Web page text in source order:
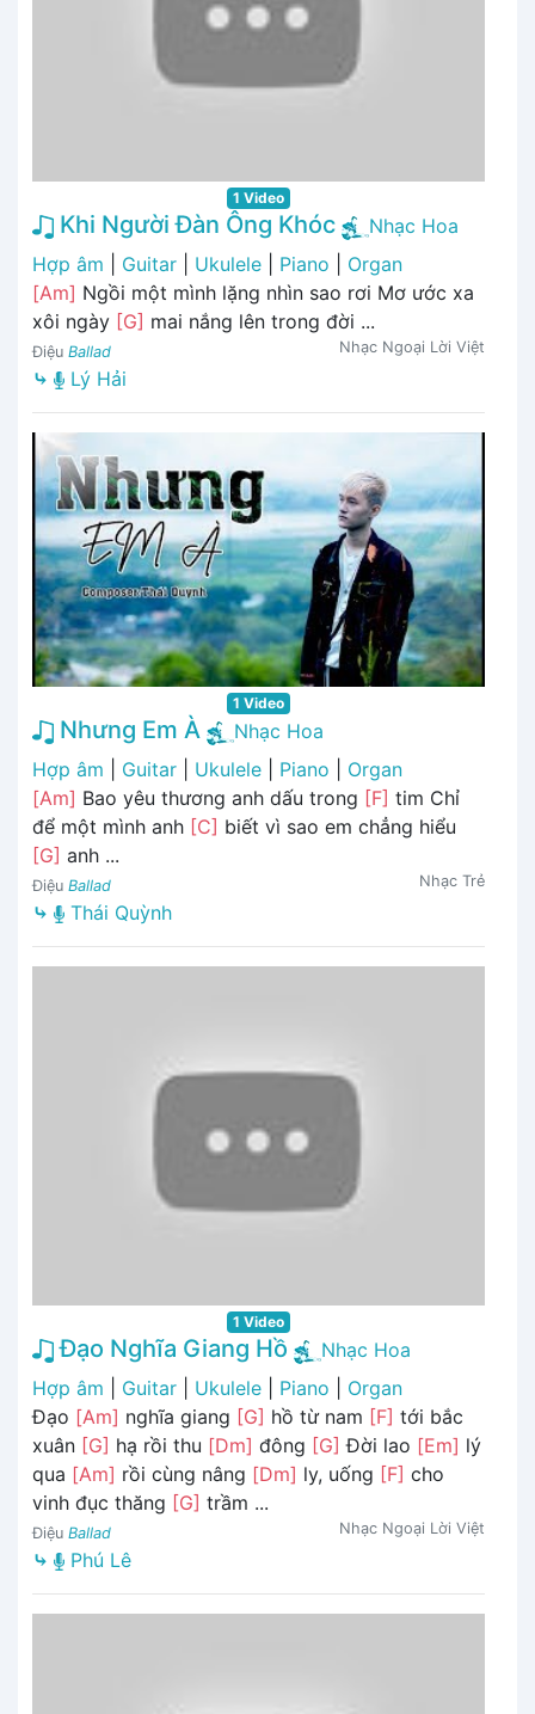
1 Video
Khi Người Đàn Ông Khóc
Nhạc Hoa
Hợp âm
Guitar Ukulele Piano
Organ
[Am] Ngồi một mình lặng nhìn sao rơi Mơ ước xa
xôi ngày [G] mai nắng lên trong đời ...
Điệu Ballad Nhạc Ngoại Lời Việt
⤷ Lý Hải
1 Video
Nhưng Em À
Nhạc Hoa
Hợp âm
Guitar Ukulele Piano
Organ
[Am] Bao yêu thương anh dấu trong [F] tim Chỉ
để một mình anh [C] biết vì sao em chẳng hiểu
[G] anh ...
Điệu Ballad Nhạc Trẻ
⤷ Thái Quỳnh
1 Video
Đạo Nghĩa Giang Hồ
Nhạc Hoa
Hợp âm
Guitar Ukulele Piano
Organ
Đạo [Am] nghĩa giang [G] hồ từ nam [F] tới bắc
xuân [G] hạ rồi thu [Dm] đông [G] Đời lao [Em] lý
qua [Am] rồi cùng nâng [Dm] ly, uống [F] cho
vinh đục thăng [G] trầm ...
Điệu Ballad Nhạc Ngoại Lời Việt
⤷ Phú Lê